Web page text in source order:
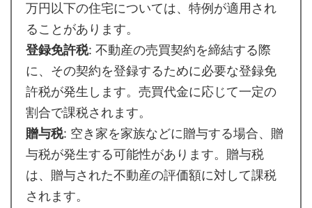
万円以下の住宅については、特例が適用され
ることがあります。
登録免許税: 不動産の売買契約を締結する際
に、その契約を登録するために必要な登録免
許税が発生します。売買代金に応じて一定の
割合で課税されます。
贈与税: 空き家を家族などに贈与する場合、贈
与税が発生する可能性があります。贈与税
は、贈与された不動産の評価額に対して課税
されます。